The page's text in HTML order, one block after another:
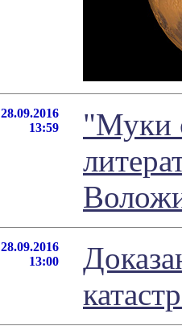
28.09.2016
13:59
"Муки
28.09.2016
13:00